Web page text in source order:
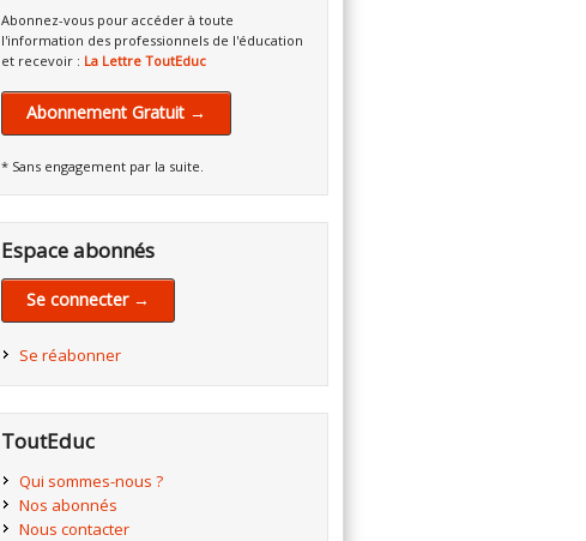
Abonnez-vous pour accéder à toute
l'information des professionnels de l'éducation
et recevoir : La Lettre ToutEduc
Abonnement Gratuit →
* Sans engagement par la suite.
Espace abonnés
Se connecter →
Se réabonner
ToutEduc
Qui sommes-nous ?
Nos abonnés
Nous contacter